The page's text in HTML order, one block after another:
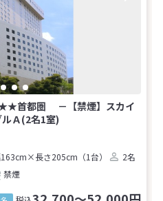
★★首都圏 －【禁煙】スカイ
Ａ(2名1室)
163cm×長さ205cm（1台）
2名
禁煙